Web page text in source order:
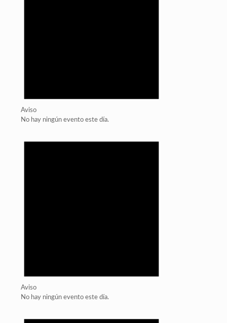
Aviso
No hay ningún evento este día.
Aviso
No hay ningún evento este día.